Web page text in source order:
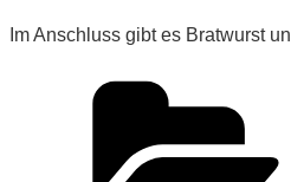
Im Anschluss gibt es Bratwurst